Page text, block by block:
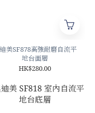
美SF878高強耐磨自流平
地台面層
HK$280.00